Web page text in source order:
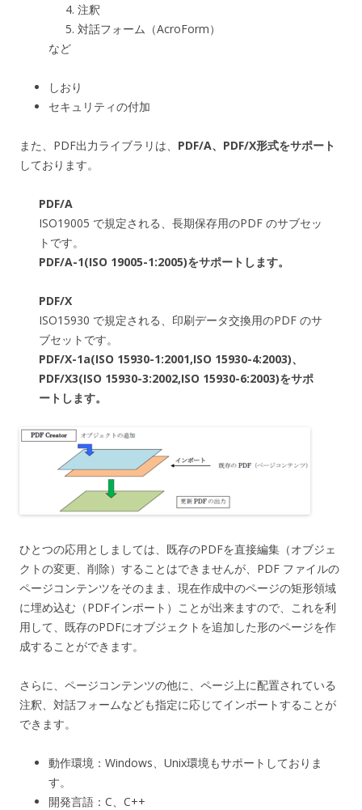
注釈
対話フォーム（AcroForm）
など
しおり
セキュリティの付加
また、PDF出力ライブラリは、 PDF/A、PDF/X形式をサポート
しております。
PDF/A
ISO19005 で規定される、長期保存用のPDF のサブセッ
トです。
PDF/A-1(ISO 19005-1:2005)をサポートします。
PDF/X
ISO15930 で規定される、印刷データ交換用のPDF のサ
ブセットです。
PDF/X-1a(ISO 15930-1:2001,ISO 15930-4:2003)、
PDF/X3(ISO 15930-3:2002,ISO 15930-6:2003)をサポ
ートします。
ひとつの応用としましては、既存のPDFを直接編集（オブジェ
クトの変更、削除）することはできませんが、PDF ファイルの
ページコンテンツをそのまま、現在作成中のページの矩形領域
に埋め込む（PDFインポート）ことが出来ますので、これを利
用して、既存のPDFにオブジェクトを追加した形のページを作
成することができます。
さらに、ページコンテンツの他に、ページ上に配置されている
注釈、対話フォームなども指定に応じてインポートすることが
できます。
動作環境：Windows、Unix環境もサポートしておりま
す。
開発言語：C、C++